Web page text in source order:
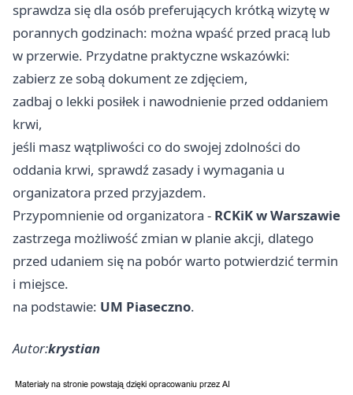
sprawdza się dla osób preferujących krótką wizytę w
porannych godzinach: można wpaść przed pracą lub
w przerwie. Przydatne praktyczne wskazówki:
zabierz ze sobą dokument ze zdjęciem,
zadbaj o lekki posiłek i nawodnienie przed oddaniem
krwi,
jeśli masz wątpliwości co do swojej zdolności do
oddania krwi, sprawdź zasady i wymagania u
organizatora przed przyjazdem.
Przypomnienie od organizatora - RCKiK w Warszawie
zastrzega możliwość zmian w planie akcji, dlatego
przed udaniem się na pobór warto potwierdzić termin
i miejsce.
na podstawie: UM Piaseczno.
Autor:krystian